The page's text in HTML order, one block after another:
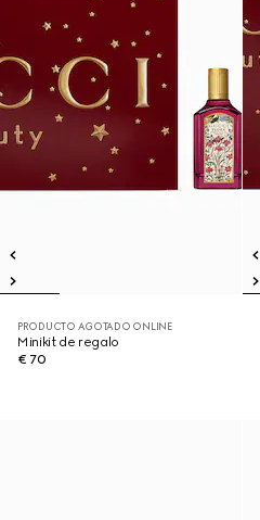
PRODUCTO AGOTADO ONLINE
Minikit de regalo
€ 70